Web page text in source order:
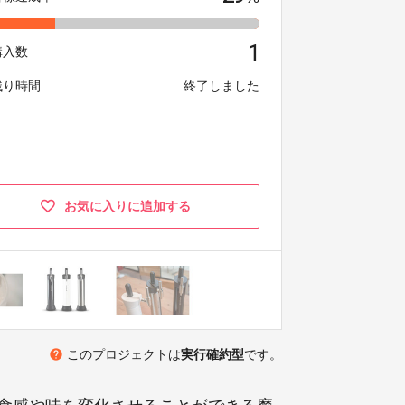
入数 1
り時間 終了しました
お気に入りに追加する
help このプロジェクトは実行確約型です。